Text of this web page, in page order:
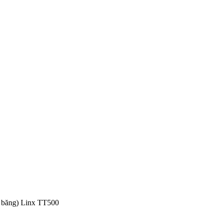
Linx TT500